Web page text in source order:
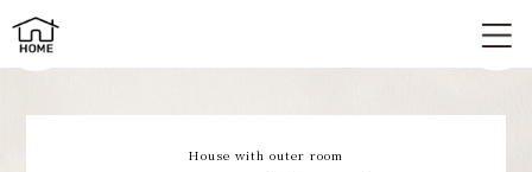
平屋×半外空間「OuterRoom」｜自然とつながる新しい住まい
House with outer room